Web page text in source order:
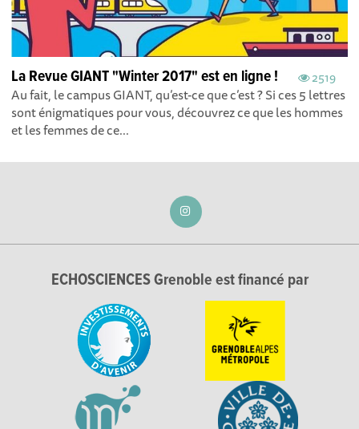
2519
La Revue GIANT "Winter 2017" est en ligne !
Au fait, le campus GIANT, qu’est-ce que c’est ? Si ces 5 lettres
sont énigmatiques pour vous, découvrez ce que les hommes
et les femmes de ce...
ECHOSCIENCES Grenoble est financé par